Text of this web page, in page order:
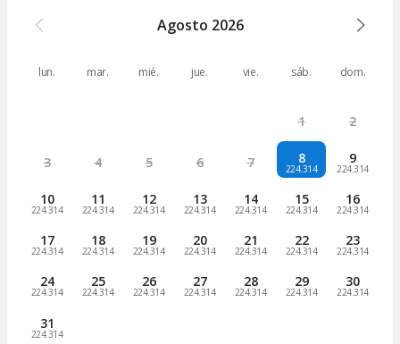
Agosto 2026
lun. mar. mié. jue. vie. sáb. dom.
1 2
3 4 5 6 7 8
224.314
9
224.314
10
224.314
11
224.314
12
224.314
13
224.314
14
224.314
15
224.314
16
224.314
17
224.314
18
224.314
19
224.314
20
224.314
21
224.314
22
224.314
23
224.314
24
224.314
25
224.314
26
224.314
27
224.314
28
224.314
29
224.314
30
224.314
31
224.314